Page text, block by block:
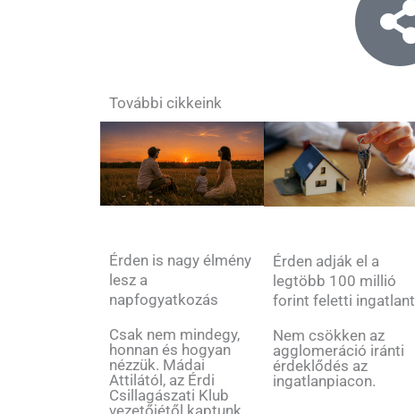
További cikkeink
Érden is nagy élmény
lesz a
napfogyatkozás
Csak nem mindegy,
honnan és hogyan
nézzük. Mádai
Attilától, az Érdi
Csillagászati Klub
Érden adják el a
legtöbb 100 millió
forint feletti ingatlant
Nem csökken az
agglomeráció iránti
érdeklődés az
ingatlanpiacon.